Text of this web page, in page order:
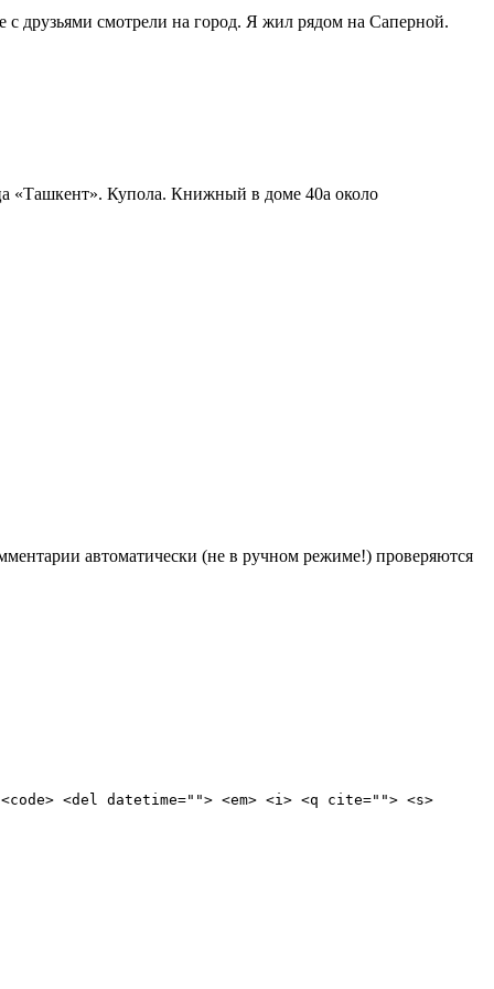
друзьями смотрели на город. Я жил рядом на Саперной.
«Ташкент». Купола. Книжный в доме 40а около
автоматически (не в ручном режиме!) проверяются
<del datetime=""> <em> <i> <q cite=""> <s>